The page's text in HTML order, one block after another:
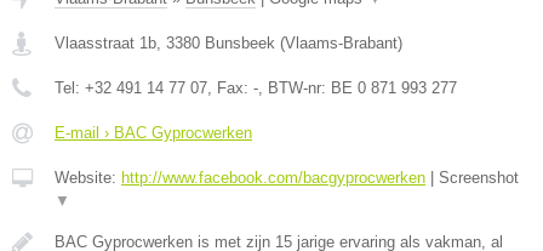
Vlaasstraat 1b, 3380 Bunsbeek (Vlaams-Brabant)
Tel: +32 491 14 77 07, Fax: -, BTW-nr: BE 0 871 993 277
E-mail › BAC Gyprocwerken
Website: http://www.facebook.com/bacgyprocwerken
Screenshot
▼
BAC Gyprocwerken is met zijn 15 jarige ervaring als vakman, al